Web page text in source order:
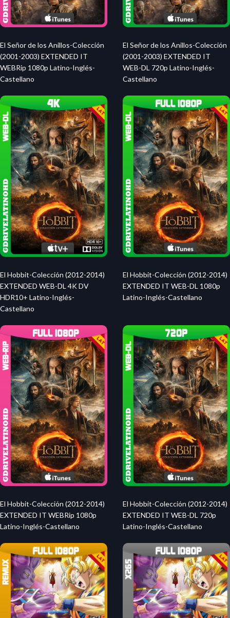
El Señor de los Anillos-Colección
(2001-2003) EXTENDED IT
WEBRip 1080p Latino-Inglés-
Castellano
El Señor de los Anillos-Colección
(2001-2003) EXTENDED IT
WEB-DL 720p Latino-Inglés-
Castellano
El Hobbit-Colección (2012-2014)
EXTENDED WEB-DL 4K DV
HDR10+ Latino-Inglés-
Castellano
El Hobbit-Colección (2012-2014)
EXTENDED IT WEB-DL 1080p
Latino-Inglés-Castellano
El Hobbit-Colección (2012-2014)
EXTENDED IT WEBRip 1080p
Latino-Inglés-Castellano
El Hobbit-Colección (2012-2014)
EXTENDED IT WEB-DL 720p
Latino-Inglés-Castellano